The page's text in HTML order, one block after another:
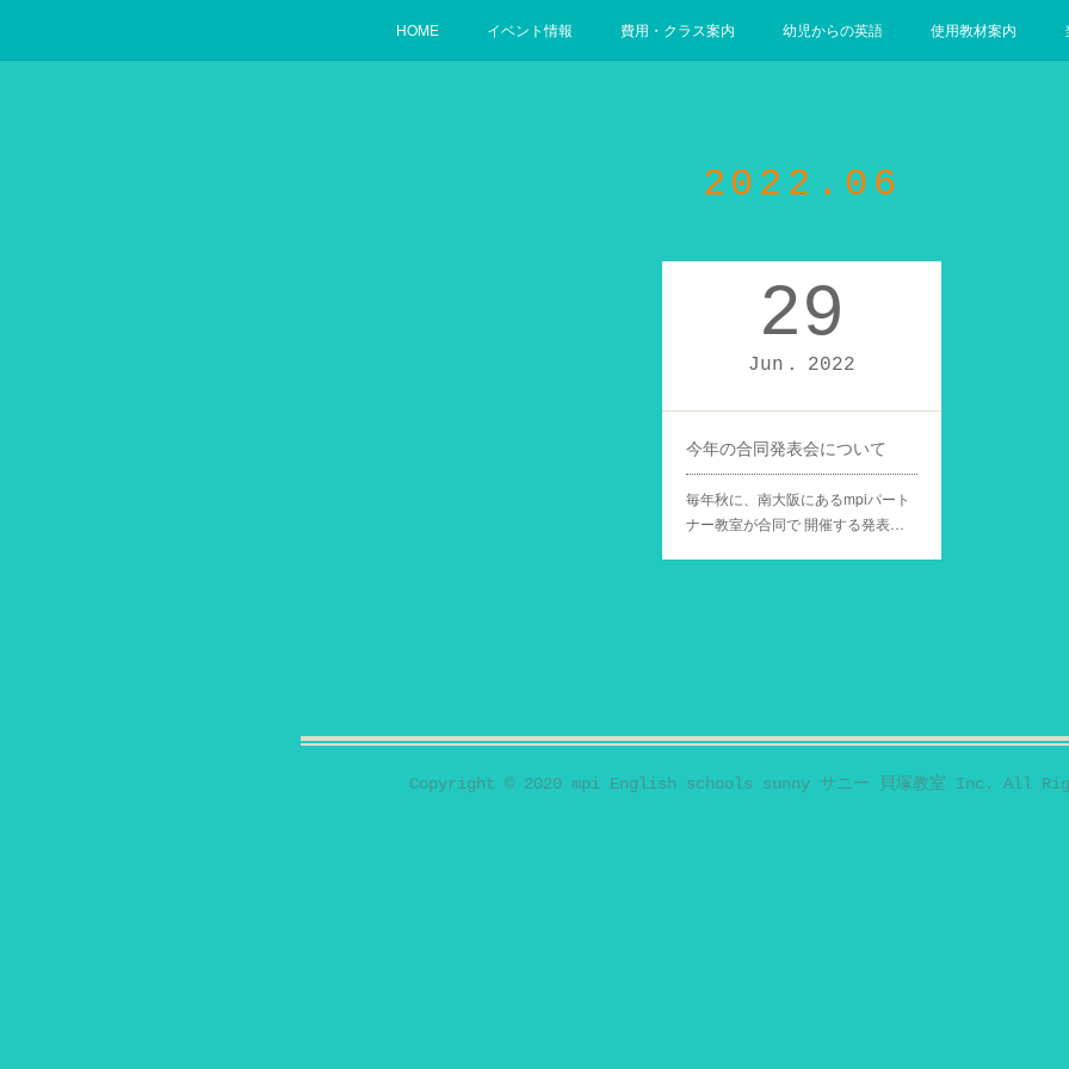
HOME イベント情報 費用・クラス案内 幼児からの英語 使用教材案内
2022 . 06
29
Jun 2022
今年の合同発表会について
毎年秋に、南大阪にあるmpiパート
ナー教室が合同で 開催する発表…
Copyright © 2020 mpi English schools sunny サニー 貝塚教室 Inc. All